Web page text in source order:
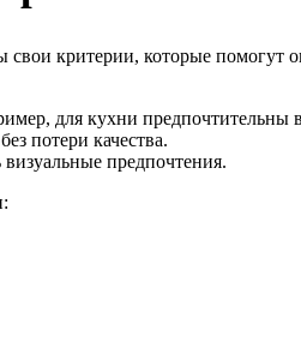
критерии, которые помогут
для кухни предпочтительны
потери качества.
предпочтения.